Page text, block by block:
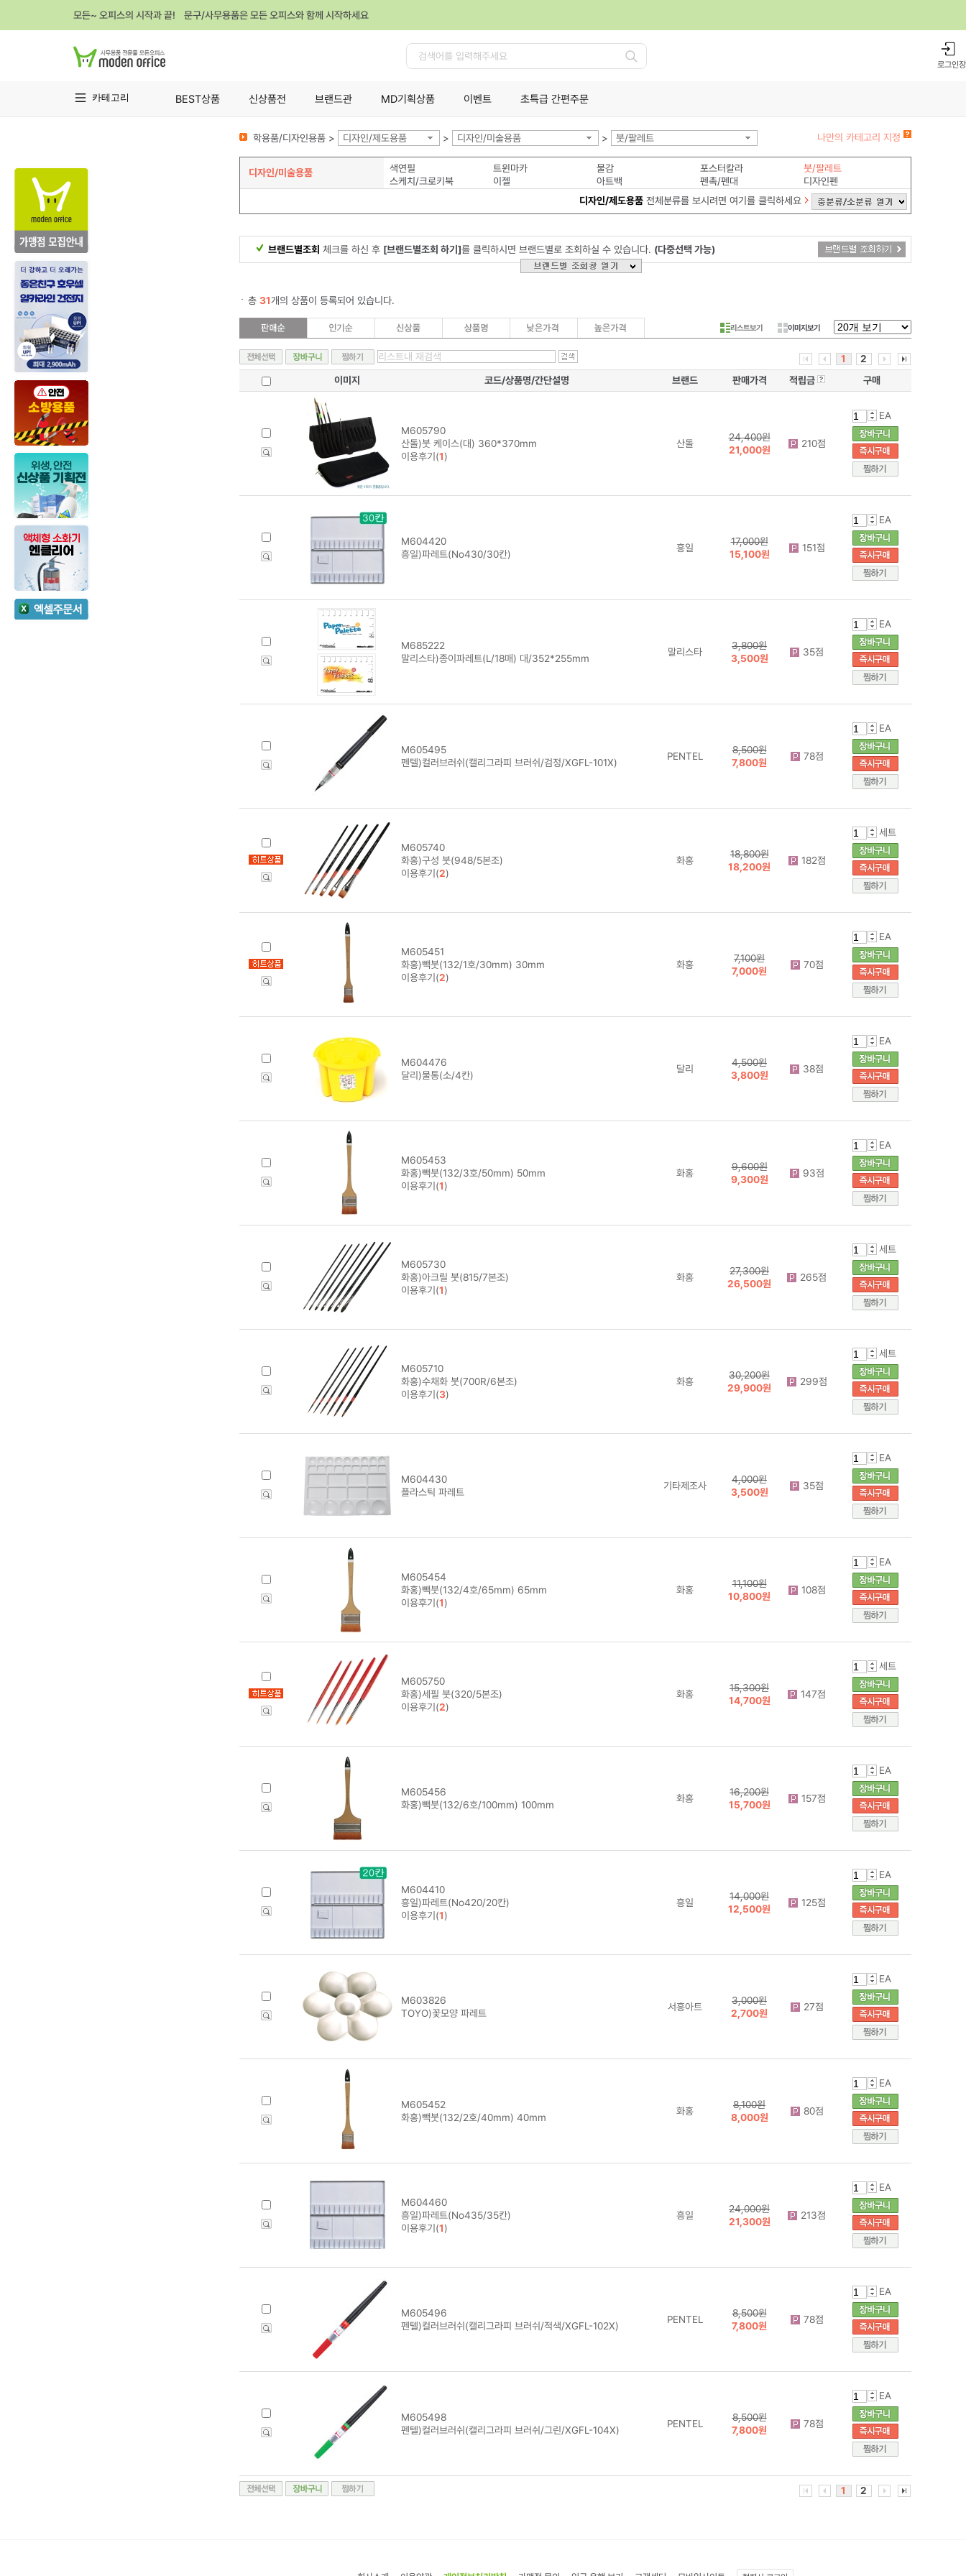
모든~ 오피스의 시작과 끝! 문구/사무용품은 모든 오피스와 함께 시작하세요
검
로그인
카테고리 BEST상품 신상품전 브랜드관 MD기획상품 이벤트 초특급 간편주문
학용품/디자인용품 > 디자인/제도용품 > 디자인/미술용품 > 붓/팔레트 나만의 카테고리 지정
디자인/미술용품 색연필 트윈마카 물감 포스터칼라
붓/팔레트
스케치/크로키북
이젤 아트백 펜촉/펜대
디자인펜
디자인/제도용품전체분류를 보시려면 여기를 클릭하세요
브랜드별조회 체크를 하신 후 [브랜드별조회 하기]를 클릭하시면 브랜드별로 조회하실 수 있습니다. (다중선택 가능)
총 31개의 상품이 등록되어 있습니다.
리스트보기 이미지보기
1
2
이미지
코드/상품명/간단설명 브랜드 판매가격 적립금 구매
M605790
산돌)붓 케이스(대) 360*370mm
이용후기(1)
산돌
24,400원
21,000원
210점
EA
M604420
흥일)파레트(No430/30칸)
흥일
17,000원
15,100원
151점
EA
M685222
말리스타)종이파레트(L/18매) 대/352*255mm
말리스타
3,800원
3,500원
35점
EA
M605495
펜텔)컬러브러쉬(캘리그라피 브러쉬/검정/XGFL-101X)
PENTEL
8,500원
7,800원
78점
EA
M605740
화홍)구성 붓(948/5본조)
이용후기(2)
화홍
18,800원
18,200원
182점
세트
M605451
화홍)빽붓(132/1호/30mm) 30mm
이용후기(2)
화홍
7,100원
7,000원
70점
EA
M604476
달리)물통(소/4칸)
달리
4,500원
3,800원
38점
EA
M605453
화홍)빽붓(132/3호/50mm) 50mm
이용후기(1)
화홍
9,600원
9,300원
93점
EA
M605730
화홍)아크릴 붓(815/7본조)
이용후기(1)
화홍
27,300원
26,500원
265점
세트
M605710
화홍)수채화 붓(700R/6본조)
이용후기(3)
화홍
30,200원
29,900원
299점
세트
M604430
플라스틱 파레트
기타제조사
4,000원
3,500원
35점
EA
M605454
화홍)빽붓(132/4호/65mm) 65mm
이용후기(1)
화홍
11,100원
10,800원
108점
EA
M605750
화홍)세필 붓(320/5본조)
이용후기(2)
화홍
15,300원
14,700원
147점
세트
M605456
화홍)빽붓(132/6호/100mm) 100mm
화홍
16,200원
15,700원
157점
EA
M604410
흥일)파레트(No420/20칸)
이용후기(1)
흥일
14,000원
12,500원
125점
EA
M603826
TOYO)꽃모양 파레트
서흥아트
3,000원
2,700원
27점
EA
M605452
화홍)빽붓(132/2호/40mm) 40mm
화홍
8,100원
8,000원
80점
EA
M604460
흥일)파레트(No435/35칸)
이용후기(1)
흥일
24,000원
21,300원
213점
EA
M605496
펜텔)컬러브러쉬(캘리그라피 브러쉬/적색/XGFL-102X)
PENTEL
8,500원
7,800원
78점
EA
M605498
펜텔)컬러브러쉬(캘리그라피 브러쉬/그린/XGFL-104X)
PENTEL
8,500원
7,800원
78점
EA
1 2